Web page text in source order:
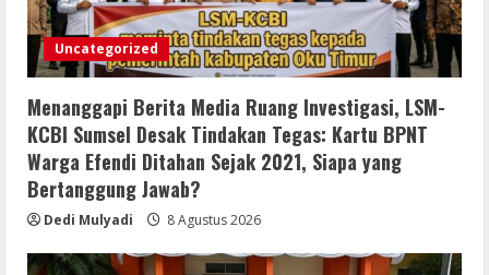
4
Rapat Evaluasi dan Pedoman MCSP
2026
7 Agustus 2026
Lewat Layanan Digital Pemkab Sergai
Perkuat Literasi Cek Fakta”
7 Agustus 2026
Uncategorized
Menanggapi Berita Media Ruang Investigasi, LSM-
KCBI Sumsel Desak Tindakan Tegas: Kartu BPNT
Warga Efendi Ditahan Sejak 2021, Siapa yang
Bertanggung Jawab?
Dedi Mulyadi 8 Agustus 2026